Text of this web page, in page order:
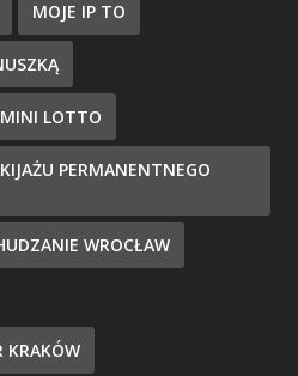
MOJE IP TO
MINI LOTTO
PERMANENTNEGO
WROCŁAW
KRAKÓW